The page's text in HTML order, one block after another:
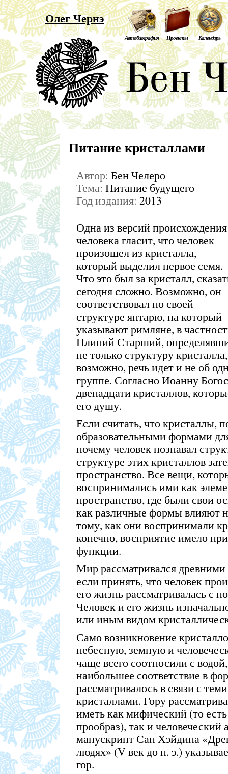
Олег Чернэ
Автобиография Проекты Календарь
Питание кристаллами
Автор: Бен Челеро
Тема: Питание будущего
Год издания: 2013
Одна из версий происхождения
человека гласит, что человек
произошел из кристалла,
который выделил первое семя.
Что это был за кристалл,
сегодня сложно. Возможно, он
соответствовал по своей
структуре янтарю, на который
указывают римляне, в
Плиний Старший,
не только структуру
возможно, речь идет и не об
группе. Согласно Иоанну
двенадцати кристаллов,
его душу.
Если считать, что кристаллы,
образовательными формами
почему человек познавал
структуре этих кристаллов
пространство. Все вещи,
воспринимались ими как
пространство, где были свои
как различные формы влияют
тому, как они воспринимали
конечно, восприятие имело
функции.
Мир рассматривался
если принять, что человек
его жизнь рассматривалась с
Человек и его жизнь
или иным видом
Само возникновение
небесную, земную и
чаще всего соотносили с
наибольшее соответствие в
рассматривалось в связи с
кристаллами. Гору
иметь как мифический (то
прообраз), так и человеческий
манускрипт Сан Хэйдина
людях» (V век до н. э.)
гор.